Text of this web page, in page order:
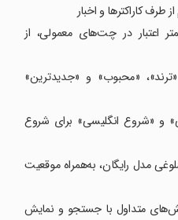
طرف کاراکترها و اخبار
اعتبار در چت‌های معمولی، از
«محبوب» و «جدیدترین»
و «شروع انگلیسی» برای شروع
مدل رایگان، به‌همراه موقعیت
متداول با جستجو و نمایش